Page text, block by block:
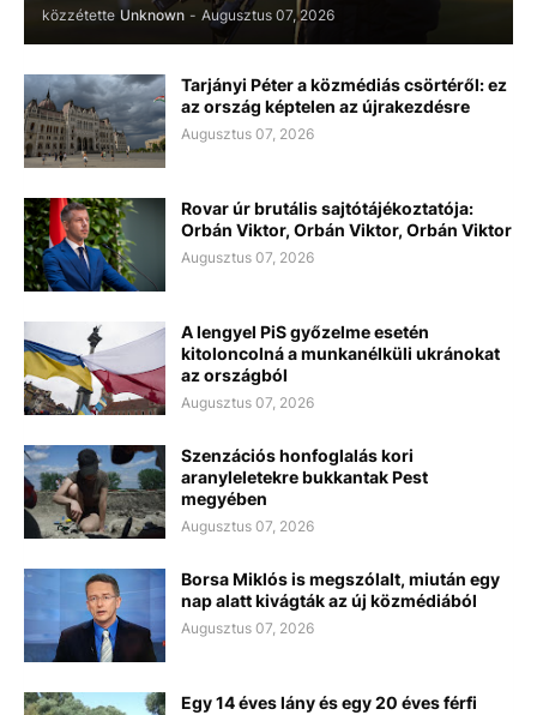
közzétette Unknown - Augusztus 07, 2026
Tarjányi Péter a közmédiás csörtéről: ez
az ország képtelen az újrakezdésre
Augusztus 07, 2026
Rovar úr brutális sajtótájékoztatója:
Orbán Viktor, Orbán Viktor, Orbán Viktor
Augusztus 07, 2026
A lengyel PiS győzelme esetén
kitoloncolná a munkanélküli ukránokat
az országból
Augusztus 07, 2026
Szenzációs honfoglalás kori
aranyleletekre bukkantak Pest
megyében
Augusztus 07, 2026
Borsa Miklós is megszólalt, miután egy
nap alatt kivágták az új közmédiából
Augusztus 07, 2026
Egy 14 éves lány és egy 20 éves férfi